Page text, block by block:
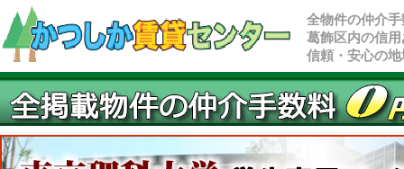
全物件の仲介
葛飾区内の信
信頼・安心の